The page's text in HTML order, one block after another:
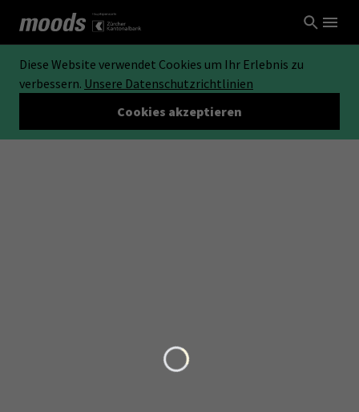
Diese Website verwendet Cookies um Ihr Erlebnis zu
verbessern. Unsere Datenschutzrichtlinien
Cookies akzeptieren